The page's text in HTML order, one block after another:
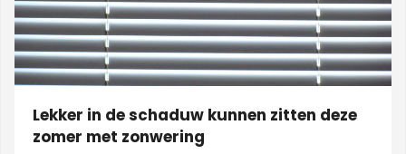
Lekker in de schaduw kunnen zitten deze
zomer met zonwering